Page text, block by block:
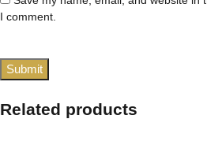
I comment.
Related products